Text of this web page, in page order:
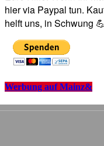
hier via Paypal tun.
helft uns, in Schwung
Werbung auf Mainz&